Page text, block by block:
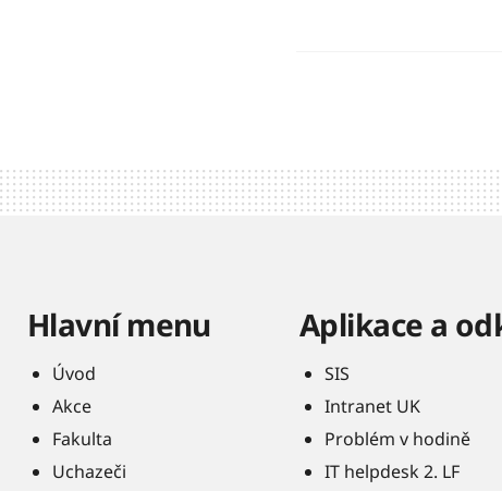
Hlavní menu
Úvod
Akce
Fakulta
Uchazeči
Aplikace a
SIS
Intranet UK
Problém v hodině
IT helpdesk 2. LF